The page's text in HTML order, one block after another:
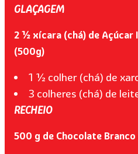
GLAÇAGEM
2 ½ xícara (chá) de Açúcar
(500g)
1 ½ colher (chá) de
3 colheres (chá) de
RECHEIO
500 g de Chocolate